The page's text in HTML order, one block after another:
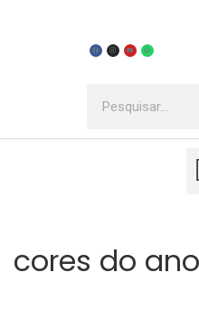
cores do ano